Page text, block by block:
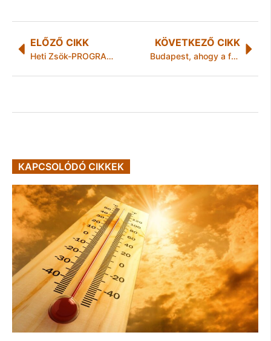
ELŐZŐ CIKK
Heti Zsök-PROGRAMAJÁNLÓ 2026. június 29. – július 6.
KÖVETKEZŐ CIKK
Budapest, ahogy a festők látták
KAPCSOLÓDÓ CIKKEK